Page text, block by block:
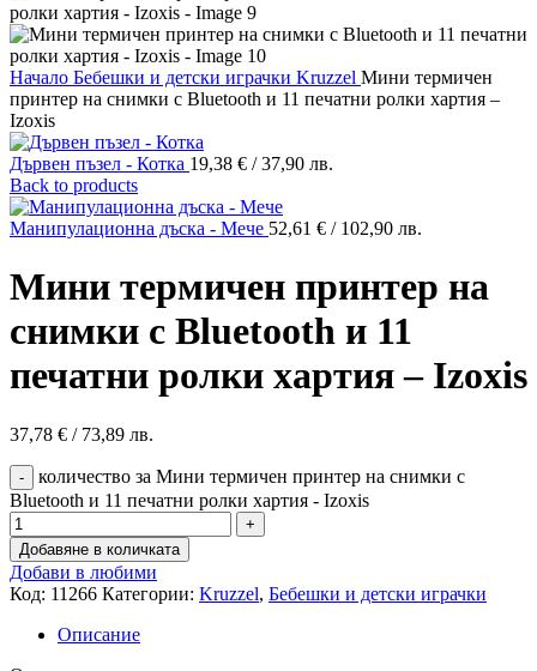
Начало Бебешки и детски играчки Kruzzel Мини термичен
принтер на снимки с Bluetooth и 11 печатни ролки хартия –
Izoxis
Дървен пъзел - Котка 19,38 € / 37,90 лв.
Back to products
Манипулационна дъска - Мече 52,61 € / 102,90 лв.
Мини термичен принтер на
снимки с Bluetooth и 11
печатни ролки хартия – Izoxis
37,78 € / 73,89 лв.
количество за Мини термичен принтер на снимки с
Bluetooth и 11 печатни ролки хартия - Izoxis
Добавяне в количката
Добави в любими
Код: 11266 Категории: Kruzzel, Бебешки и детски играчки
Описание